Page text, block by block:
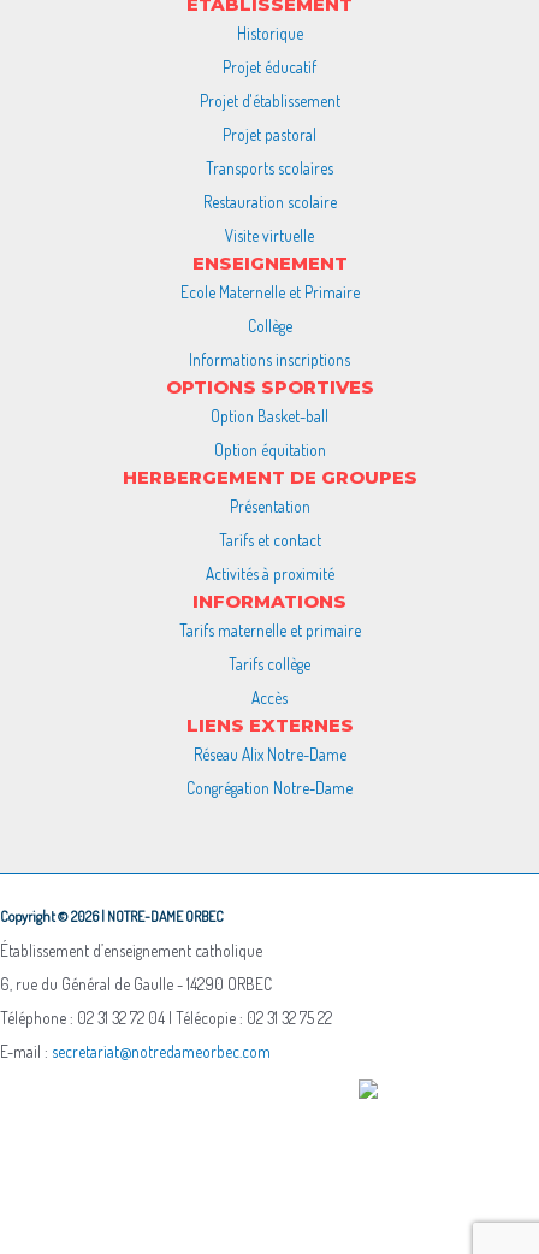
Historique
Projet éducatif
Projet d'établissement
Projet pastoral
Transports scolaires
Restauration scolaire
Visite virtuelle
ENSEIGNEMENT
Ecole Maternelle et Primaire
Collège
Informations inscriptions
OPTIONS SPORTIVES
Option Basket-ball
Option équitation
HERBERGEMENT DE GROUPES
Présentation
Tarifs et contact
Activités à proximité
INFORMATIONS
Tarifs maternelle et primaire
Tarifs collège
Accès
LIENS EXTERNES
Réseau Alix Notre-Dame
Congrégation Notre-Dame
Copyright © 2026 | NOTRE-DAME ORBEC
Établissement d’enseignement catholique
6, rue du Général de Gaulle - 14290 ORBEC
Téléphone : 02 31 32 72 04 | Télécopie : 02 31 32 75 22
E-mail : secretariat@notredameorbec.com